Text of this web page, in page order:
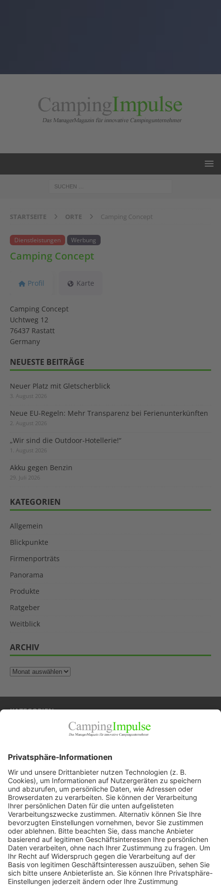
STARTSEITE ORTE Camping Concept
Dienstleistungen Werbung
Camping Concept
Profil Karte
Camping Concept
Uchtweg 12
76437 Rastatt
Germany
NEUESTE BEITRÄGE
Neuer Platz mit Gletscherblick
3. August 2026
Neue EU-Regeln: Mehr Transparenz bei Ferienunterkünften
2. August 2026
„Wir sind die Outdoor-Hotellerie!“
1. August 2026
Akku gegen Benzin
29. Juli 2026
KATEGORIEN
Allgemein
Blickpunkte
Firmenporträts
Panorama
Produkte
Ratgeber
Weitblick
ARCHIV
KATEGORIEN
Firmenporträts
Panorama
Produkte
Ratgeber
Weitblick
WEITERES AUS DEM VERLAG